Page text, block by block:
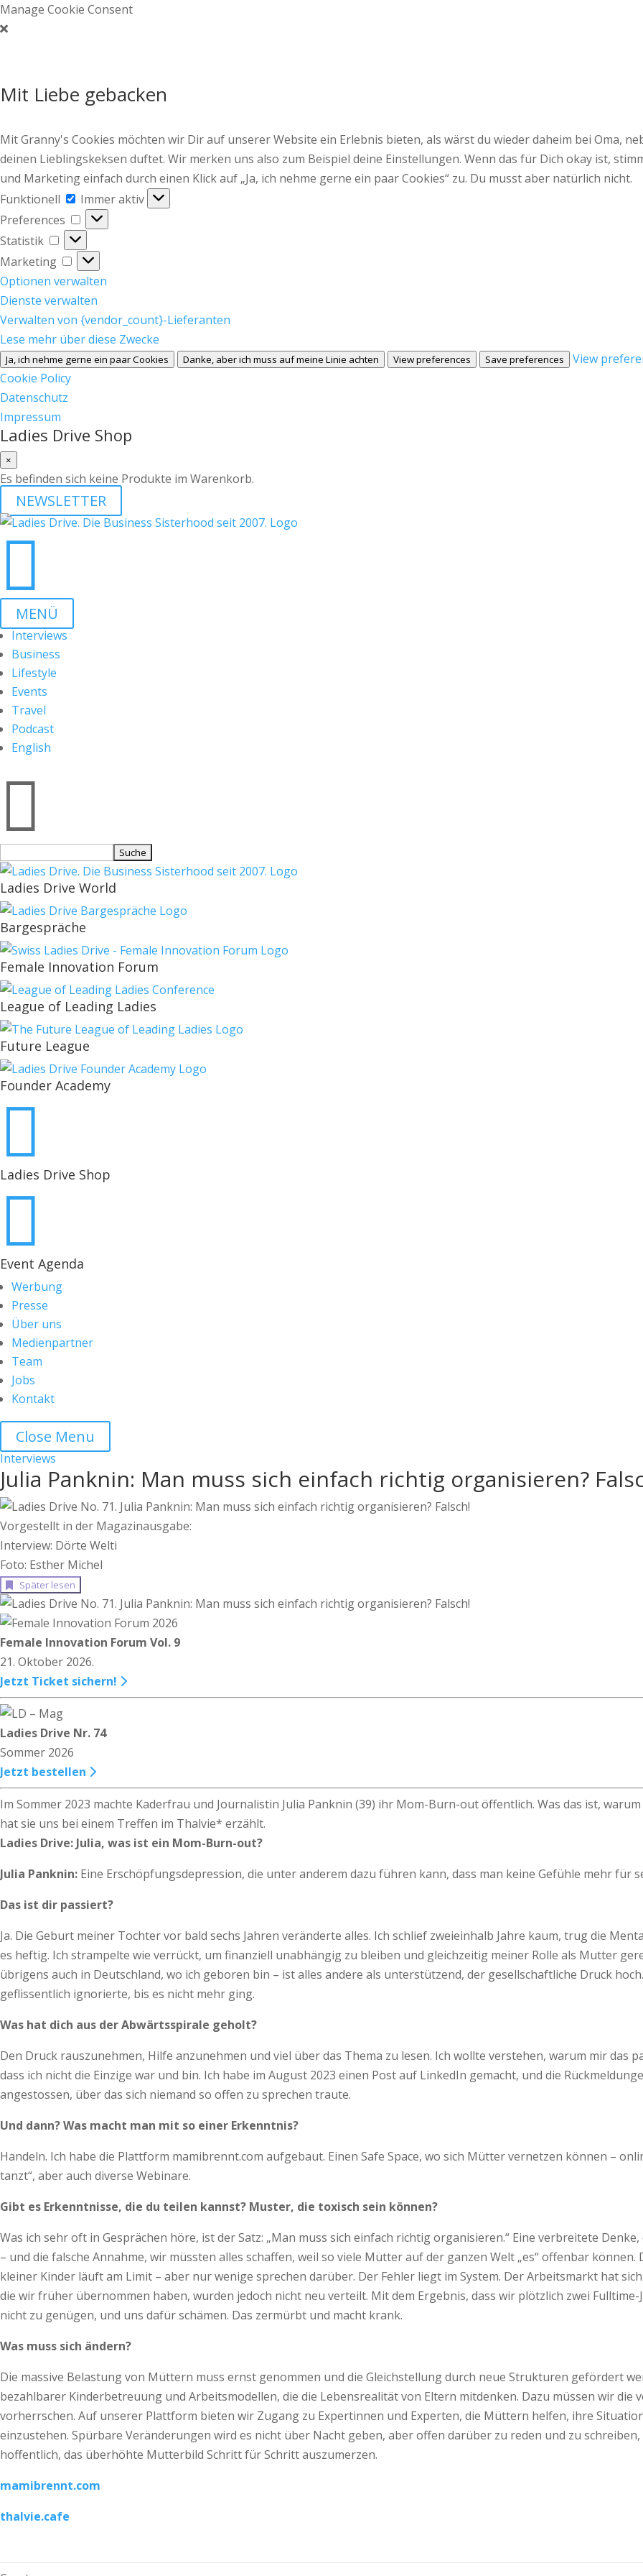
Manage Cookie Consent
Mit Liebe gebacken
Mit Granny's Cookies möchten wir Dir auf unserer Website ein Erlebnis bieten, als wärst du wieder daheim bei Oma,
deinen Lieblingskeksen duftet. Wir merken uns also zum Beispiel deine Einstellungen. Wenn das für Dich okay ist,
und Marketing einfach durch einen Klick auf „Ja, ich nehme gerne ein paar Cookies“ zu. Du musst aber natürlich nicht.
Funktionell
Funktionell
Immer aktiv
Preferences
Preferences
Statistik
Statistik
Marketing
Marketing
Optionen verwalten
Dienste verwalten
Verwalten von {vendor_count}-Lieferanten
Lese mehr über diese Zwecke
Ja, ich nehme gerne ein paar Cookies Danke, aber ich muss auf meine Linie achten View preferences Save preferences
View
Cookie Policy
Datenschutz
Impressum
Ladies Drive Shop
×
Es befinden sich keine Produkte im Warenkorb.
NEWSLETTER

MENÜ
Interviews
Business
Lifestyle
Events
Travel
Podcast
English

nach:
Ladies Drive World
Bargespräche
Female Innovation Forum
League of Leading Ladies
Future League
Founder Academy

Ladies Drive Shop

Event Agenda
Werbung
Presse
Über uns
Medienpartner
Team
Jobs
Kontakt
Close Menu
Interviews
Julia Panknin: Man muss sich einfach richtig organisieren?
Vorgestellt in der Magazinausgabe:
Interview: Dörte Welti
Foto: Esther Michel
Später lesen
Female Innovation Forum Vol. 9
21. Oktober 2026.
Jetzt Ticket sichern!
Ladies Drive Nr. 74
Sommer 2026
Jetzt bestellen
Im Sommer 2023 machte Kaderfrau und Journalistin Julia Panknin (39) ihr Mom-Burn-out öffentlich. Was das ist,
hat sie uns bei einem Treffen im Thalvie* erzählt.
Ladies Drive: Julia, was ist ein Mom-Burn-out?
Julia Panknin: Eine Erschöpfungsdepression, die unter anderem dazu führen kann, dass man keine Gefühle mehr für
Das ist dir passiert?
Ja. Die Geburt meiner Tochter vor bald sechs Jahren veränderte alles. Ich schlief zweieinhalb Jahre kaum, trug die
es heftig. Ich strampelte wie verrückt, um finanziell unabhängig zu bleiben und gleichzeitig meiner Rolle als Mutter
übrigens auch in Deutschland, wo ich geboren bin – ist alles andere als unterstützend, der gesellschaftliche Druck
geflissentlich ignorierte, bis es nicht mehr ging.
Was hat dich aus der Abwärtsspirale geholt?
Den Druck rauszunehmen, Hilfe anzunehmen und viel über das Thema zu lesen. Ich wollte verstehen, warum mir das
dass ich nicht die Einzige war und bin. Ich habe im August 2023 einen Post auf LinkedIn gemacht, und die
angestossen, über das sich niemand so offen zu sprechen traute.
Und dann? Was macht man mit so einer Erkenntnis?
Handeln. Ich habe die Plattform mamibrennt.com aufgebaut. Einen Safe Space, wo sich Mütter vernetzen können –
tanzt“, aber auch diverse Webinare.
Gibt es Erkenntnisse, die du teilen kannst? Muster, die toxisch sein können?
Was ich sehr oft in Gesprächen höre, ist der Satz: „Man muss sich einfach richtig organisieren.“ Eine verbreitete
– und die falsche Annahme, wir müssten alles schaffen, weil so viele Mütter auf der ganzen Welt „es“ offenbar
kleiner Kinder läuft am Limit – aber nur wenige sprechen darüber. Der Fehler liegt im System. Der Arbeitsmarkt hat
die wir früher übernommen haben, wurden jedoch nicht neu verteilt. Mit dem Ergebnis, dass wir plötzlich zwei
nicht zu genügen, und uns dafür schämen. Das zermürbt und macht krank.
Was muss sich ändern?
Die massive Belastung von Müttern muss ernst genommen und die Gleichstellung durch neue Strukturen gefördert
bezahlbarer Kinderbetreuung und Arbeitsmodellen, die die Lebensrealität von Eltern mitdenken. Dazu müssen wir die
vorherrschen. Auf unserer Plattform bieten wir Zugang zu Expertinnen und Experten, die Müttern helfen, ihre
einzustehen. Spürbare Veränderungen wird es nicht über Nacht geben, aber offen darüber zu reden und zu
hoffentlich, das überhöhte Mutterbild Schritt für Schritt auszumerzen.
mamibrennt.com
thalvie.cafe